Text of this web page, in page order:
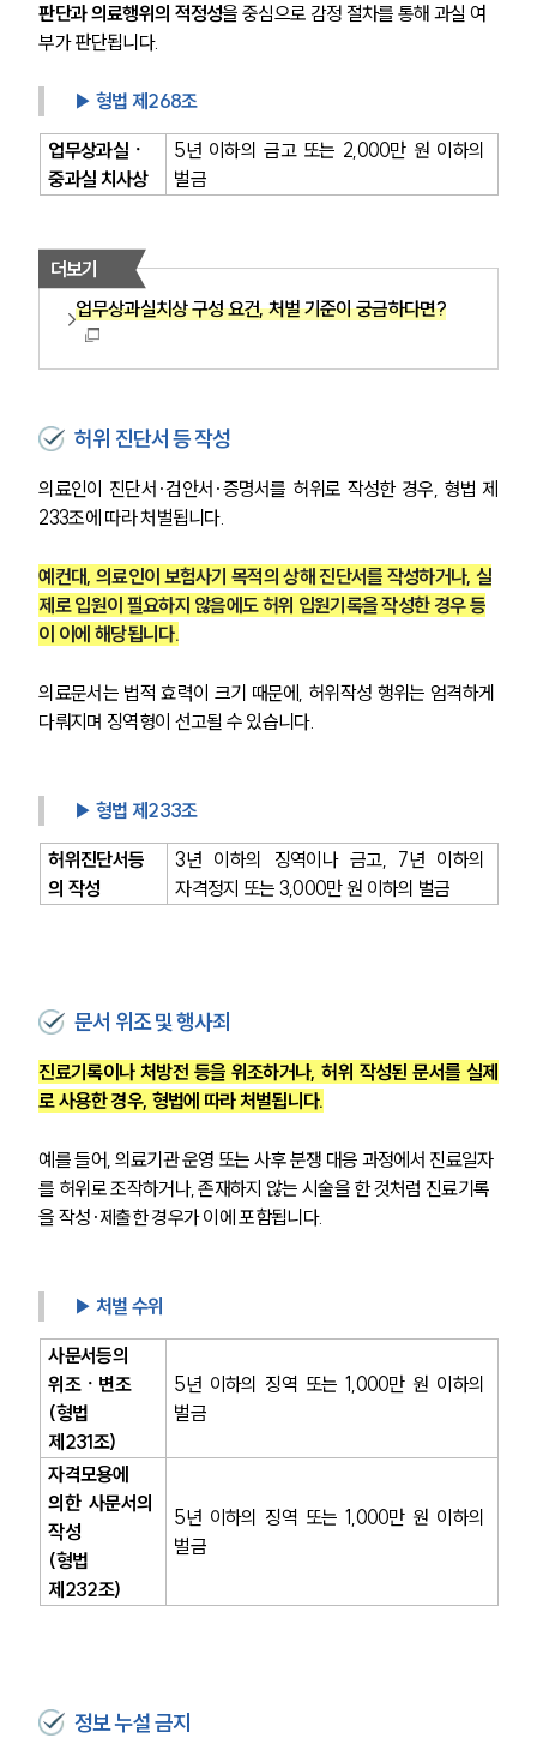
판단과 의료행위의 적정성을 중심으로 감정 절차를 통해 과실 여
부가 판단됩니다.
▶ 형법 제268조
업무상과실ㆍ
중과실 치사상
5년 이하의 금고 또는 2,000만 원 이하의
벌금
더보기
업무상과실치상 구성 요건, 처벌 기준이 궁금하다면?
허위 진단서 등 작성
의료인이 진단서·검안서·증명서를 허위로 작성한 경우, 형법 제
233조에 따라 처벌됩니다.
예컨대, 의료인이 보험사기 목적의 상해 진단서를 작성하거나, 실
제로 입원이 필요하지 않음에도 허위 입원기록을 작성한 경우 등
이 이에 해당됩니다.
의료문서는 법적 효력이 크기 때문에, 허위작성 행위는 엄격하게
다뤄지며 징역형이 선고될 수 있습니다.
▶ 형법 제233조
허위진단서등
의 작성
3년 이하의 징역이나 금고, 7년 이하의
자격정지 또는 3,000만 원 이하의 벌금
문서 위조 및 행사죄
진료기록이나 처방전 등을 위조하거나, 허위 작성된 문서를 실제
로 사용한 경우, 형법에 따라 처벌됩니다.
예를 들어, 의료기관 운영 또는 사후 분쟁 대응 과정에서 진료일자
를 허위로 조작하거나, 존재하지 않는 시술을 한 것처럼 진료기록
을 작성·제출한 경우가 이에 포함됩니다.
▶ 처벌 수위
사문서등의
위조ㆍ변조
(형법
제231조)
5년 이하의 징역 또는 1,000만 원 이하의
벌금
자격모용에
의한 사문서의
작성
(형법
제232조)
5년 이하의 징역 또는 1,000만 원 이하의
벌금
정보 누설 금지